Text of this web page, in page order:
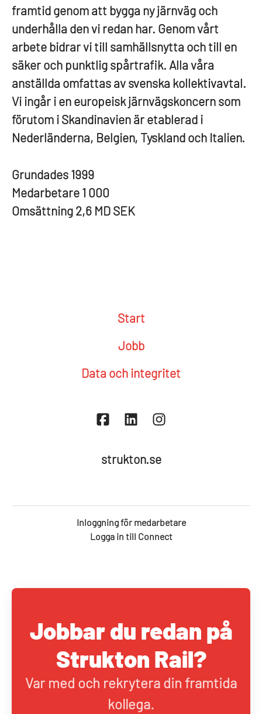
framtid genom att bygga ny järnväg och
underhålla den vi redan har. Genom vårt
arbete bidrar vi till samhällsnytta och till en
säker och punktlig spårtrafik. Alla våra
anställda omfattas av svenska kollektivavtal.
Vi ingår i en europeisk järnvägskoncern som
förutom i Skandinavien är etablerad i
Nederländerna, Belgien, Tyskland och Italien.
Grundades 1999
Medarbetare 1 000
Omsättning 2,6 MD SEK
Start
Jobb
Data och integritet
strukton.se
Inloggning för medarbetare
Logga in till Connect
Jobbar du redan på
Strukton Rail?
Var med och rekrytera din framtida
kollega.